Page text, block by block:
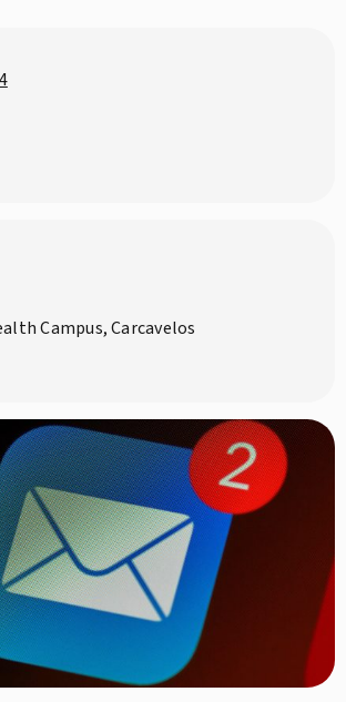
Campus, Carcavelos